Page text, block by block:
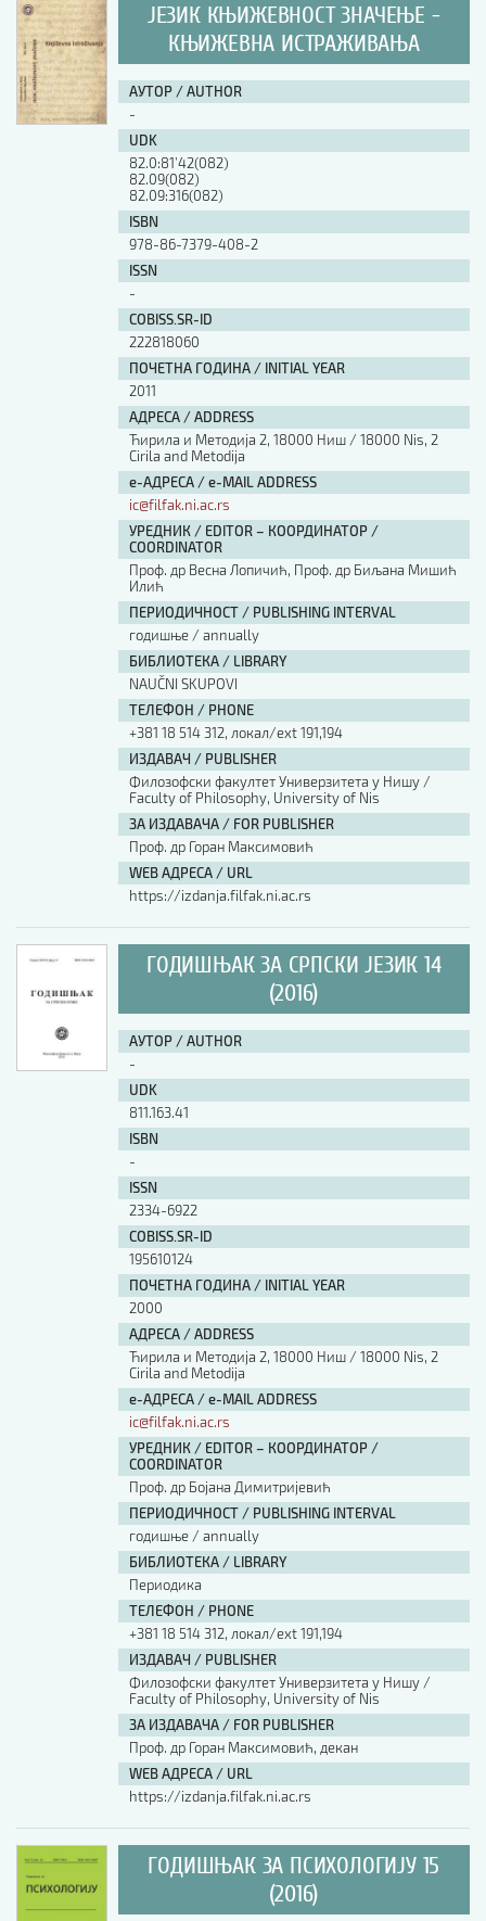
ЈЕЗИК КЊИЖЕВНОСТ ЗНАЧЕЊЕ -
КЊИЖЕВНА ИСТРАЖИВАЊА
АУТОР / AUTHOR
-
UDK
82.0:81’42(082)
82.09(082)
82.09:316(082)
ISBN
978-86-7379-408-2
ISSN
-
COBISS.SR-ID
222818060
ПОЧЕТНА ГОДИНА / INITIAL YEAR
2011
АДРЕСА / ADDRESS
Ћирила и Методија 2, 18000 Ниш / 18000 Nis, 2
Cirila and Metodija
е-АДРЕСА / e-MAIL ADDRESS
ic@filfak.ni.ac.rs
УРЕДНИК / EDITOR – КООРДИНАТОР /
COORDINATOR
Проф. др Весна Лопичић, Проф. др Биљана Мишић
Илић
ПЕРИОДИЧНОСТ / PUBLISHING INTERVAL
годишње / annually
БИБЛИОТЕКА / LIBRARY
NAUČNI SKUPOVI
ТЕЛЕФОН / PHONE
+381 18 514 312, локал/ext 191,194
ИЗДАВАЧ / PUBLISHER
Филозофски факултет Универзитета у Нишу /
Faculty of Philosophy, University of Nis
ЗА ИЗДАВАЧА / FOR PUBLISHER
Проф. др Горан Максимовић
WEB АДРЕСА / URL
https://izdanja.filfak.ni.ac.rs
ГОДИШЊАК ЗА СРПСКИ ЈЕЗИК 14
(2016)
АУТОР / AUTHOR
-
UDK
811.163.41
ISBN
-
ISSN
2334-6922
COBISS.SR-ID
195610124
ПОЧЕТНА ГОДИНА / INITIAL YEAR
2000
АДРЕСА / ADDRESS
Ћирила и Методија 2, 18000 Ниш / 18000 Nis, 2
Cirila and Metodija
е-АДРЕСА / e-MAIL ADDRESS
ic@filfak.ni.ac.rs
УРЕДНИК / EDITOR – КООРДИНАТОР /
COORDINATOR
Проф. др Бојана Димитријевић
ПЕРИОДИЧНОСТ / PUBLISHING INTERVAL
годишње / annually
БИБЛИОТЕКА / LIBRARY
Периодика
ТЕЛЕФОН / PHONE
+381 18 514 312, локал/ext 191,194
ИЗДАВАЧ / PUBLISHER
Филозофски факултет Универзитета у Нишу /
Faculty of Philosophy, University of Nis
ЗА ИЗДАВАЧА / FOR PUBLISHER
Проф. др Горан Максимовић, декан
WEB АДРЕСА / URL
https://izdanja.filfak.ni.ac.rs
ГОДИШЊАК ЗА ПСИХОЛОГИЈУ 15
(2016)